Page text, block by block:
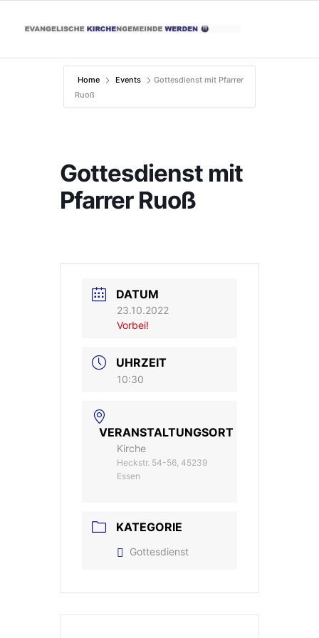
Home Events
Gottesdienst mit Pfarrer
Ruoß
Gottesdienst mit
Pfarrer Ruoß
DATUM
23.10.2022
Vorbei!
UHRZEIT
10:30
VERANSTALTUNGSORT
Kirche
Heckstr. 54-56, 45239
Essen
KATEGORIE
Gottesdienst